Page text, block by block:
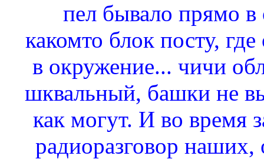
пел бывало прямо
какомто блок посту,
в окружение... чичи
шквальный, башки не
как могут. И во время
радиоразговор